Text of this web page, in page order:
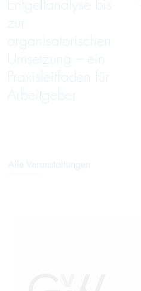
Entgeltanalyse bis
zur
organisatorischen
Umsetzung – ein
Praxisleitfaden für
Arbeitgeber
Alle Veranstaltungen